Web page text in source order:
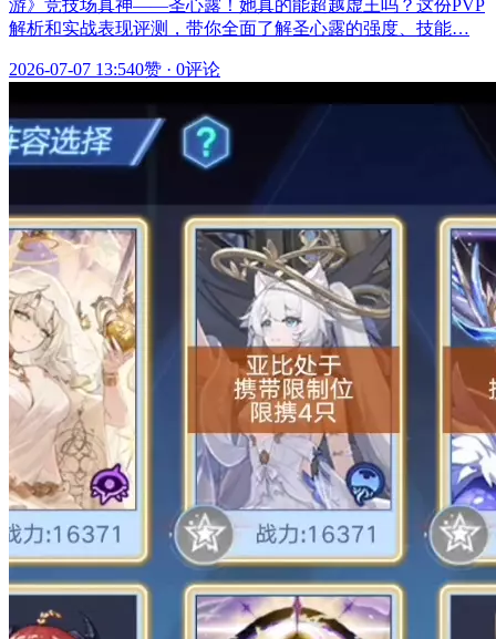
游》竞技场真神——圣心露！她真的能超越虚王吗？这份PVP
解析和实战表现评测，带你全面了解圣心露的强度、技能…
2026-07-07 13:540赞 · 0评论